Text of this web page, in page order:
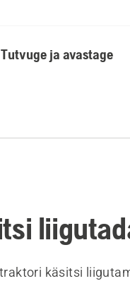
Tutvuge ja avastage
käsitsi